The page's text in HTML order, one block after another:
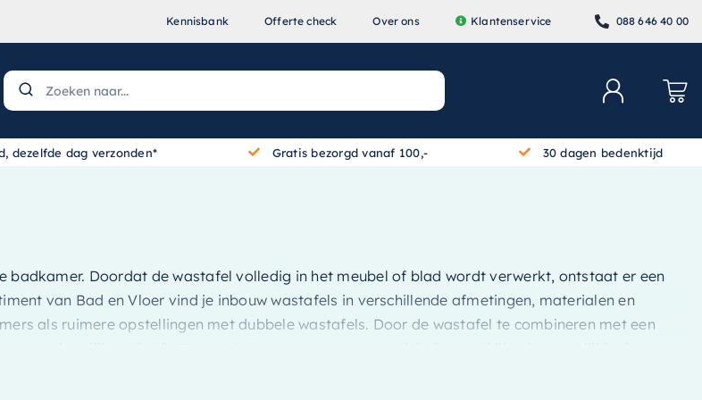
Kennisbank Offerte check Over ons Klantenservice 088 646 40 00
dezelfde dag verzonden* Gratis bezorgd vanaf 100,- 30 dagen bedenktijd
badkamer. Doordat de wastafel volledig in het meubel of blad wordt verwerkt, ontstaat er een
van Bad en Vloer vind je inbouw wastafels in verschillende afmetingen, materialen en
als ruimere opstellingen met dubbele wastafels. Door de wastafel te combineren met een
voor dagelijks gebruik.